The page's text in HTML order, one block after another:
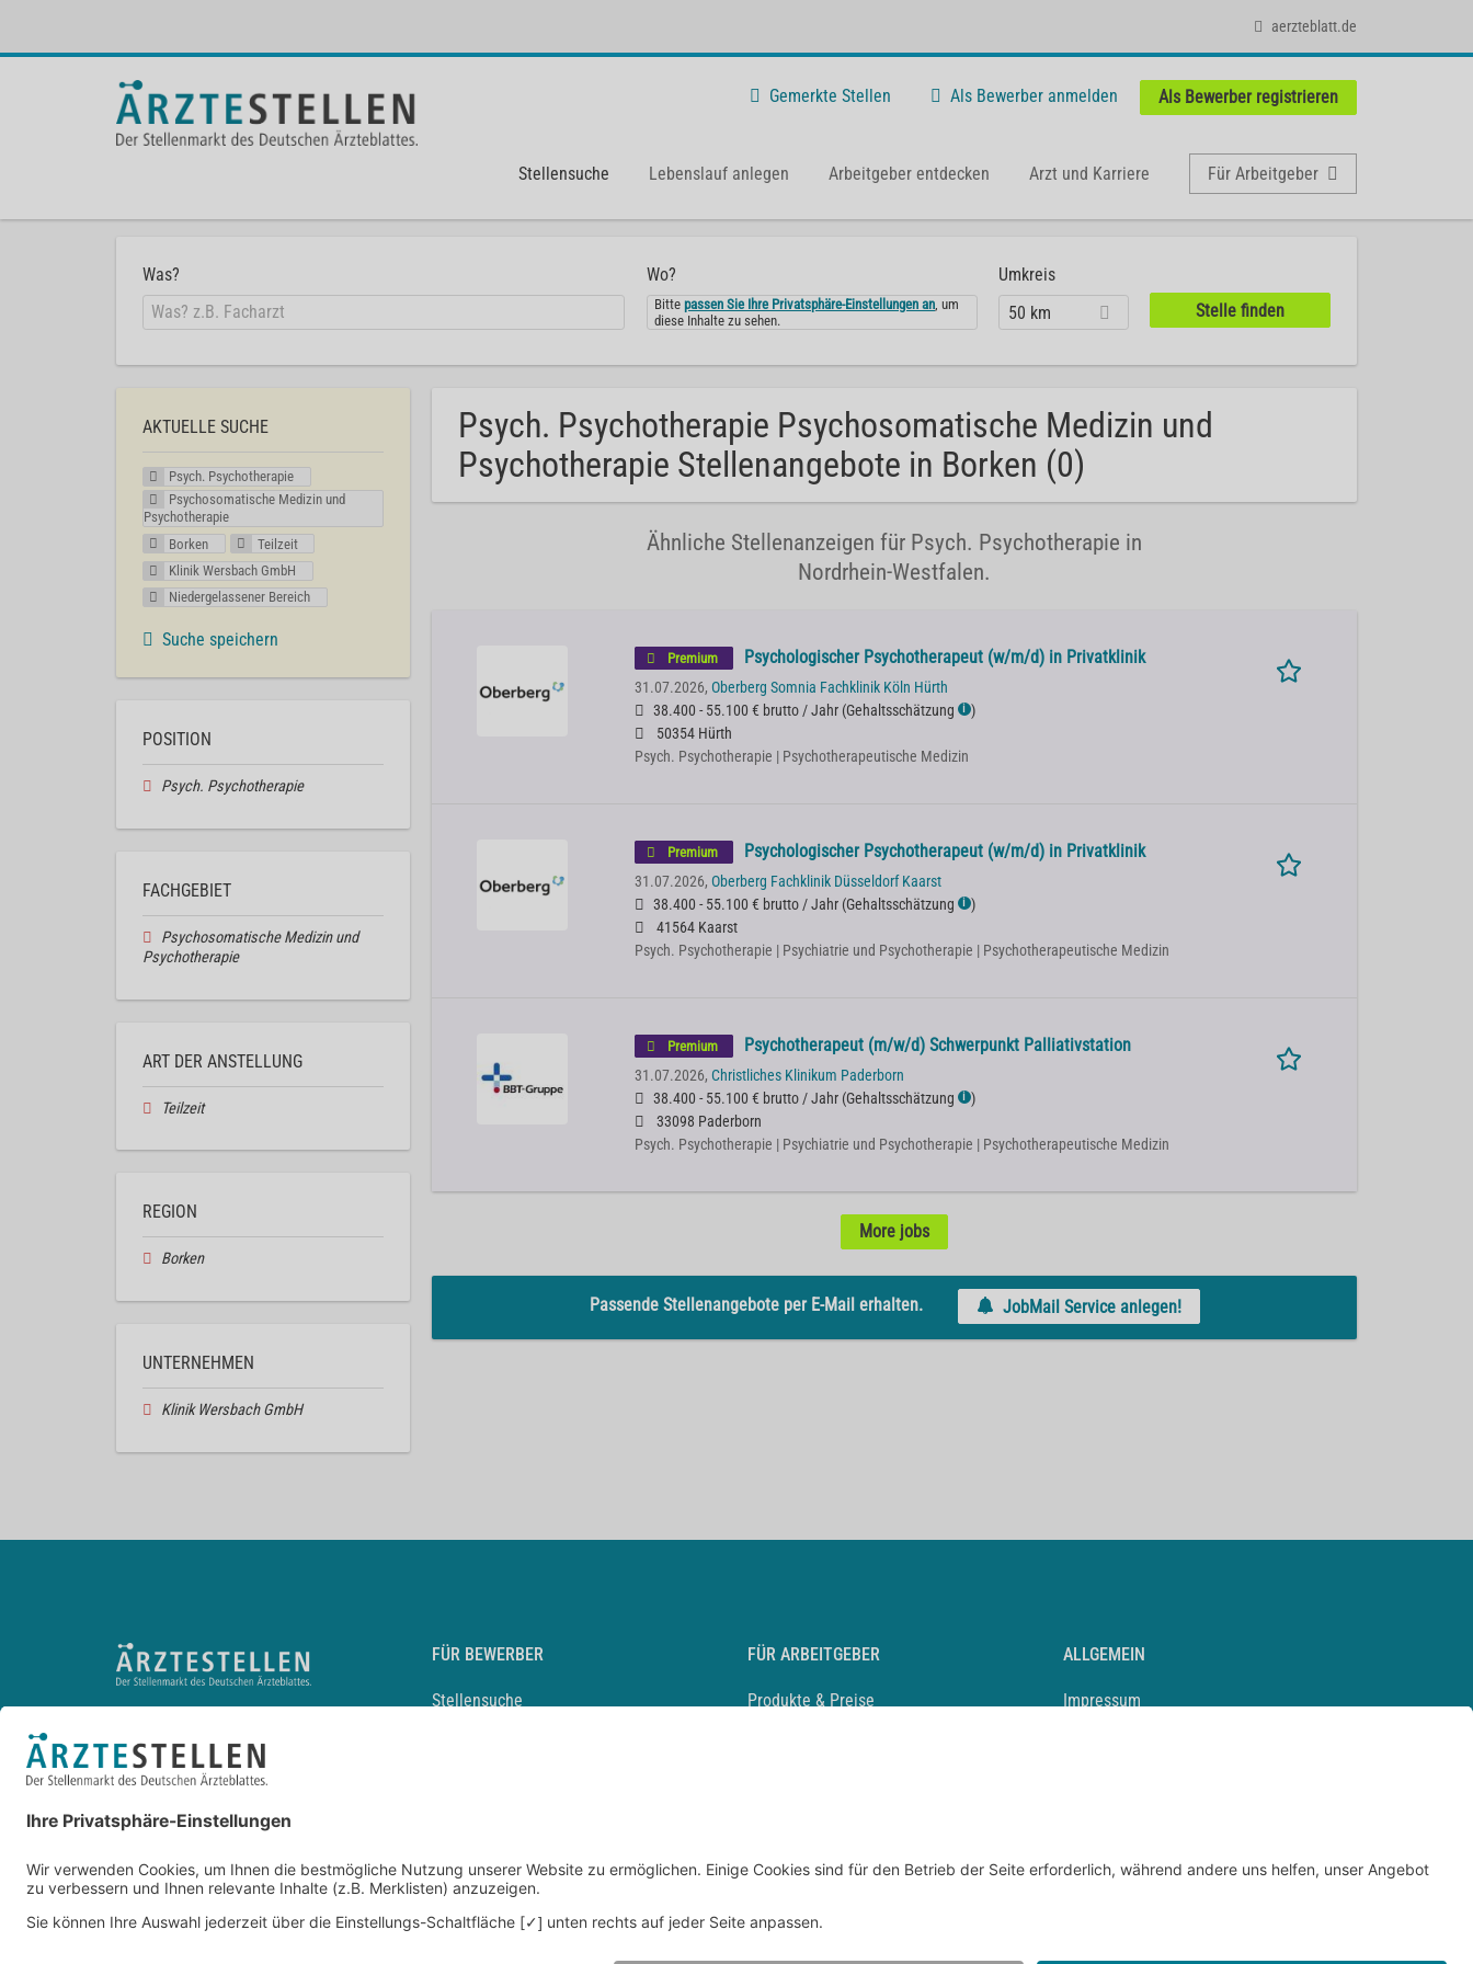
aerzteblatt.de
Gemerkte Stellen Als Bewerber anmelden Als Bewerber registrieren
Stellensuche Lebenslauf anlegen Arbeitgeber entdecken Arzt und Karriere Für Arbeitgeber
Was? Wo?
Bittepassen Sie Ihre Privatsphäre-Einstellungen an, um
diese Inhalte zu sehen.
Umkreis
50 km
Psych. Psychotherapie Psychosomatische Medizin und
Psychotherapie Stellenangebote in Borken (0)
Ähnliche Stellenanzeigen für Psych. Psychotherapie in
Nordrhein-Westfalen.
Premium Psychologischer Psychotherapeut (w/m/d) in Privatklinik
31.07.2026, Oberberg Somnia Fachklinik Köln Hürth
38.400 - 55.100 € brutto / Jahr (Gehaltsschätzung ℹ )
50354 Hürth
Psych. Psychotherapie | Psychotherapeutische Medizin
Premium Psychologischer Psychotherapeut (w/m/d) in Privatklinik
31.07.2026, Oberberg Fachklinik Düsseldorf Kaarst
38.400 - 55.100 € brutto / Jahr (Gehaltsschätzung ℹ )
41564 Kaarst
Psych. Psychotherapie | Psychiatrie und Psychotherapie | Psychotherapeutische Medizin
Premium Psychotherapeut (m/w/d) Schwerpunkt Palliativstation
31.07.2026, Christliches Klinikum Paderborn
38.400 - 55.100 € brutto / Jahr (Gehaltsschätzung ℹ )
33098 Paderborn
Psych. Psychotherapie | Psychiatrie und Psychotherapie | Psychotherapeutische Medizin
More jobs
Passende Stellenangebote per E-Mail erhalten. JobMail Service anlegen!
AKTUELLE SUCHE
Psych. Psychotherapie
Psychosomatische Medizin und
Psychotherapie
Borken
Teilzeit
Klinik Wersbach GmbH
Niedergelassener Bereich
Suche speichern
POSITION
Psych. Psychotherapie
FACHGEBIET
Psychosomatische Medizin und
Psychotherapie
ART DER ANSTELLUNG
Teilzeit
REGION
Borken
UNTERNEHMEN
Klinik Wersbach GmbH
FÜR BEWERBER
Stellensuche
Durchsuchen Sie den Stellenkatalog
FÜR ARBEITGEBER
Produkte & Preise
ALLGEMEIN
Impressum